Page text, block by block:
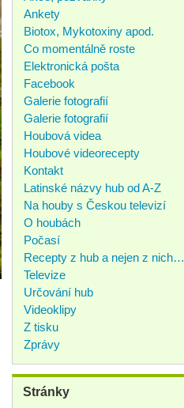
Ankety
Biotox, Mykotoxiny apod.
Co momentálně roste
Elektronická pošta
Facebook
Galerie fotografií
Galerie fotografií
Houbová videa
Houbové videorecepty
Kontakt
Latinské názvy hub od A-Z
Na houby s Českou televizí
O houbách
Počasí
Recepty z hub a nejen z nich…
Televize
Určování hub
Videoklipy
Z tisku
Zprávy
Stránky